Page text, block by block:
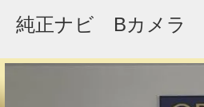
純正ナビ Bカメ